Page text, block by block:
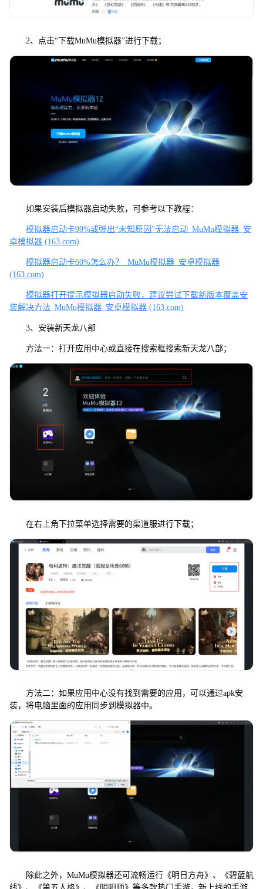
2、点击“下载MuMu模拟器”进行下载；
如果安装后模拟器启动失败，可参考以下教程：
模拟器启动卡99%或弹出“未知原因”无法启动_MuMu模拟器_安
卓模拟器 (163.com)
模拟器启动卡60%怎么办？_MuMu模拟器_安卓模拟器
(163.com)
模拟器打开提示模拟器启动失败，建议尝试下载新版本覆盖安
装解决方法_MuMu模拟器_安卓模拟器 (163.com)
3、安装新天龙八部
方法一：打开应用中心或直接在搜索框搜索新天龙八部；
在右上角下拉菜单选择需要的渠道服进行下载；
方法二：如果应用中心没有找到需要的应用，可以通过apk安
装，将电脑里面的应用同步到模拟器中。
除此之外，MuMu模拟器还可流畅运行《明日方舟》、《碧蓝航